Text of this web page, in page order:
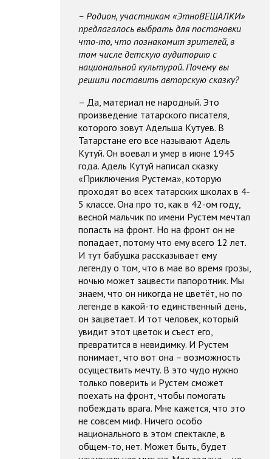
– Родион, участникам «ЭтноВЕШАЛКИ»
предлагалось выбрать для постановки
что-то, что познакомит зрителей, в
том числе детскую аудиторию с
национальной культурой. Почему вы
решили поставить авторскую сказку?
– Да, материал не народный. Это
произведение татарского писателя,
которого зовут Адельша Кутуев. В
Татарстане его все называют Адель
Кутуй. Он воевал и умер в июне 1945
года. Адель Кутуй написал сказку
«Приключения Рустема», которую
проходят во всех татарских школах в 4-
5 классе. Она про то, как в 42-ом году,
весной мальчик по имени Рустем мечтал
попасть на фронт. Но на фронт он не
попадает, потому что ему всего 12 лет.
И тут бабушка рассказывает ему
легенду о том, что в мае во время грозы,
ночью может зацвести папоротник. Мы
знаем, что он никогда не цветёт, но по
легенде в какой-то единственный день,
он зацветает. И тот человек, который
увидит этот цветок и съест его,
превратится в невидимку. И Рустем
понимает, что вот она – возможность
осуществить мечту. В это чудо нужно
только поверить и Рустем сможет
поехать на фронт, чтобы помогать
побеждать врага. Мне кажется, что это
не совсем миф. Ничего особо
национального в этом спектакле, в
общем-то, нет. Может быть, будет